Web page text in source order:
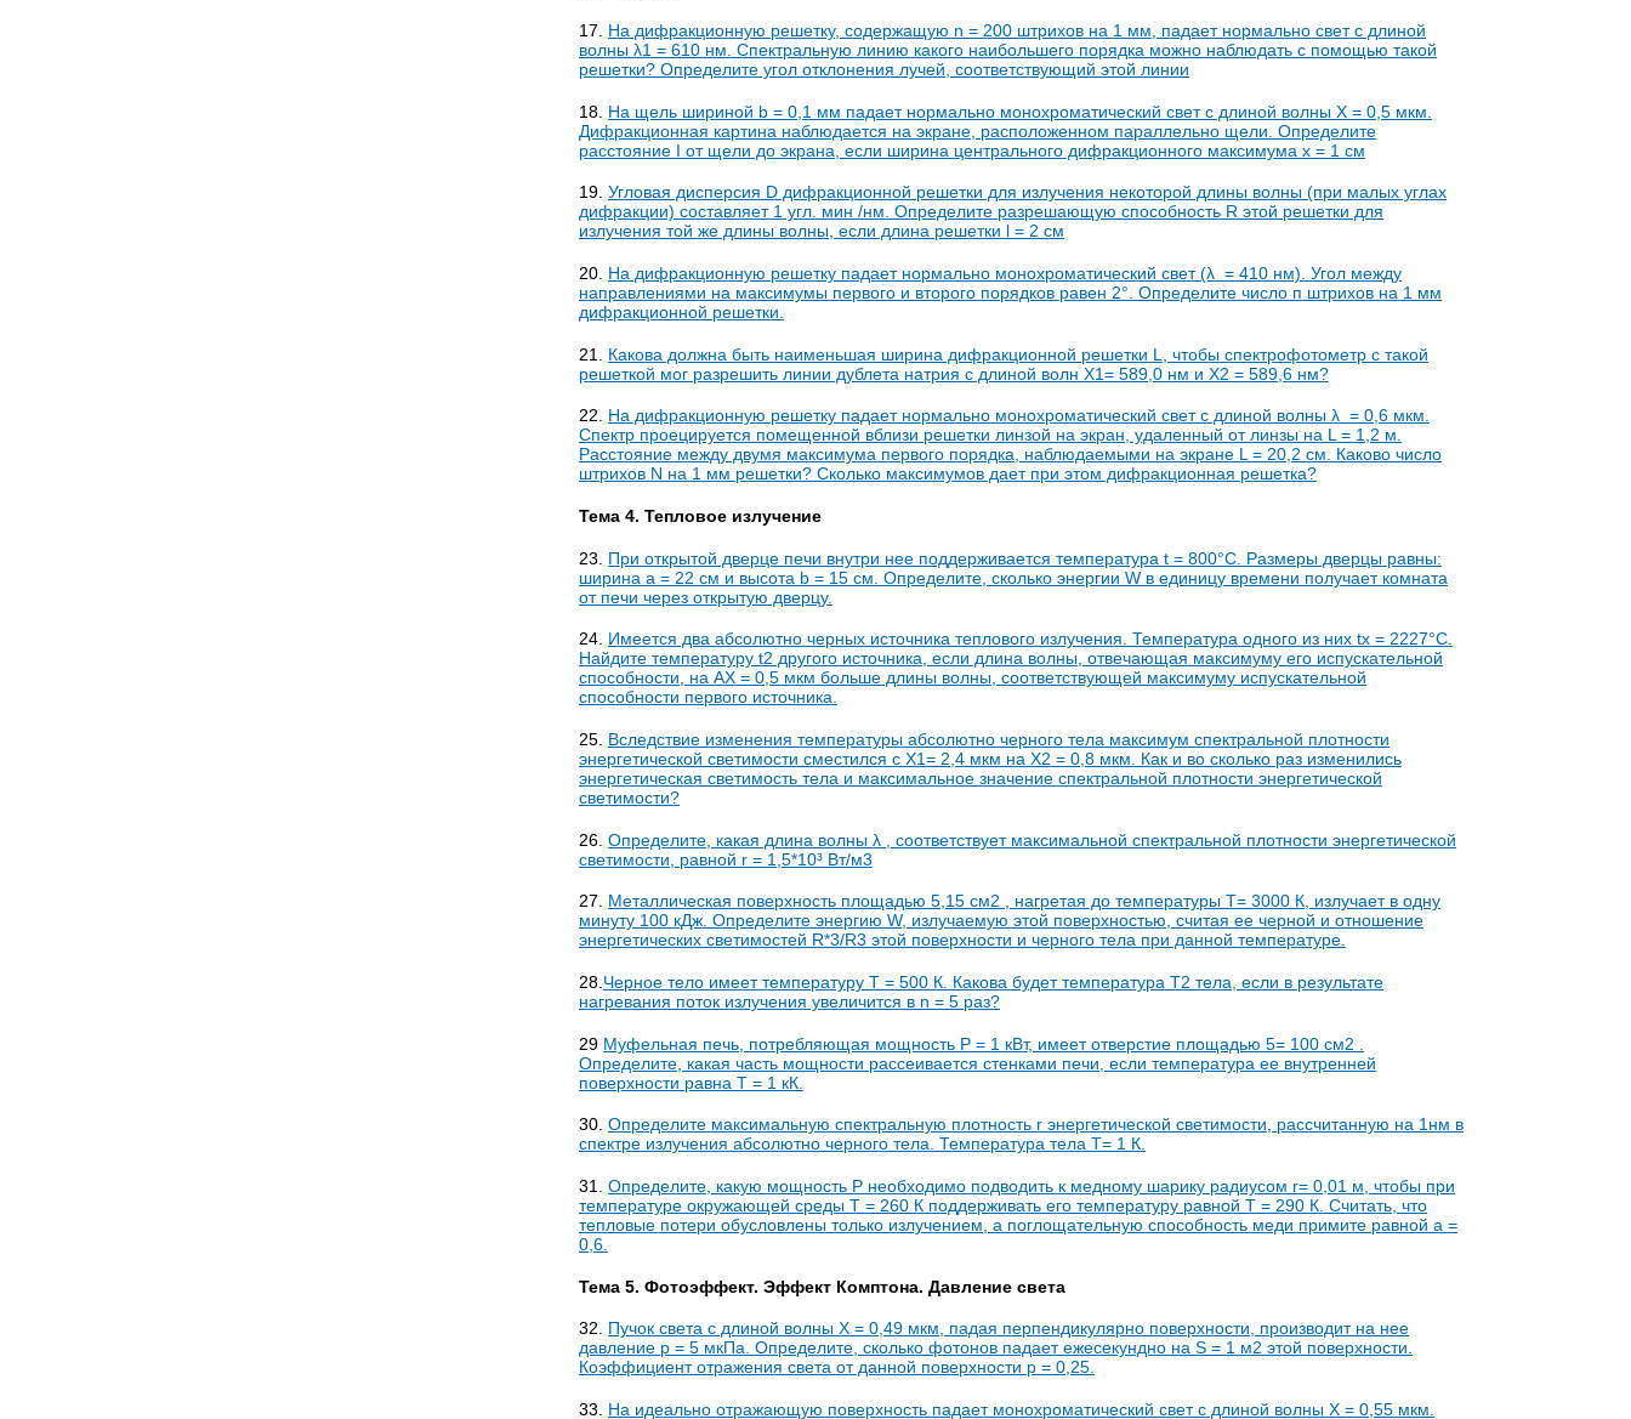
17. На дифракционную решетку, содержащую n = 200 штрихов на 1 мм, падает нормально свет с длиной
волны λ1 = 610 нм. Спектральную линию какого наибольшего порядка можно наблюдать с помощью такой
решетки? Определите угол отклонения лучей, соответствующий этой линии
18. На щель шириной b = 0,1 мм падает нормально монохроматический свет с длиной волны X = 0,5 мкм.
Дифракционная картина наблюдается на экране, расположенном параллельно щели. Определите
расстояние I от щели до экрана, если ширина центрального дифракционного максимума х = 1 см
19. Угловая дисперсия D дифракционной решетки для излучения некоторой длины волны (при малых углах
дифракции) составляет 1 угл. мин /нм. Определите разрешающую способность R этой решетки для
излучения той же длины волны, если длина решетки l = 2 см
20. На дифракционную решетку падает нормально монохроматический свет (λ = 410 нм). Угол между
направлениями на максимумы первого и второго порядков равен 2°. Определите число п штрихов на 1 мм
дифракционной решетки.
21. Какова должна быть наименьшая ширина дифракционной решетки L, чтобы спектрофотометр с такой
решеткой мог разрешить линии дублета натрия с длиной волн X1= 589,0 нм и Х2 = 589,6 нм?
22. На дифракционную решетку падает нормально монохроматический свет с длиной волны λ = 0,6 мкм.
Спектр проецируется помещенной вблизи решетки линзой на экран, удаленный от линзы на L = 1,2 м.
Расстояние между двумя максимума первого порядка, наблюдаемыми на экране L = 20,2 см. Каково число
штрихов N на 1 мм решетки? Сколько максимумов дает при этом дифракционная решетка?
Тема 4. Тепловое излучение
23. При открытой дверце печи внутри нее поддерживается температура t = 800°С. Размеры дверцы равны:
ширина а = 22 см и высота b = 15 см. Определите, сколько энергии W в единицу времени получает комната
от печи через открытую дверцу.
24. Имеется два абсолютно черных источника теплового излучения. Температура одного из них tx = 2227°С.
Найдите температуру t2 другого источника, если длина волны, отвечающая максимуму его испускательной
способности, на АХ = 0,5 мкм больше длины волны, соответствующей максимуму испускательной
способности первого источника.
25. Вследствие изменения температуры абсолютно черного тела максимум спектральной плотности
энергетической светимости сместился с Х1= 2,4 мкм на Х2 = 0,8 мкм. Как и во сколько раз изменились
энергетическая светимость тела и максимальное значение спектральной плотности энергетической
светимости?
26. Определите, какая длина волны λ , соответствует максимальной спектральной плотности энергетической
светимости, равной r = 1,5*10³ Вт/м3
27. Металлическая поверхность площадью 5,15 см2 , нагретая до температуры Т= 3000 К, излучает в одну
минуту 100 кДж. Определите энергию W, излучаемую этой поверхностью, считая ее черной и отношение
энергетических светимостей R*3/R3 этой поверхности и черного тела при данной температуре.
28. Черное тело имеет температуру Т = 500 К. Какова будет температура Т2 тела, если в результате
нагревания поток излучения увеличится в n = 5 раз?
29 Муфельная печь, потребляющая мощность Р = 1 кВт, имеет отверстие площадью 5= 100 см2 .
Определите, какая часть мощности рассеивается стенками печи, если температура ее внутренней
поверхности равна Т = 1 кК.
30. Определите максимальную спектральную плотность r энергетической светимости, рассчитанную на 1нм в
спектре излучения абсолютно черного тела. Температура тела Т= 1 К.
31. Определите, какую мощность Р необходимо подводить к медному шарику радиусом r= 0,01 м, чтобы при
температуре окружающей среды T = 260 К поддерживать его температуру равной Т = 290 К. Считать, что
тепловые потери обусловлены только излучением, а поглощательную способность меди примите равной a =
0,6.
Тема 5. Фотоэффект. Эффект Комптона. Давление света
32. Пучок света с длиной волны X = 0,49 мкм, падая перпендикулярно поверхности, производит на нее
давление р = 5 мкПа. Определите, сколько фотонов падает ежесекундно на S = 1 м2 этой поверхности.
Коэффициент отражения света от данной поверхности р = 0,25.
33. На идеально отражающую поверхность падает монохроматический свет с длиной волны X = 0,55 мкм.